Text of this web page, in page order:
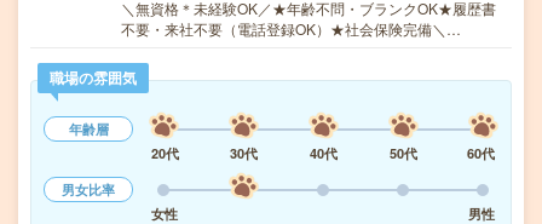
＼無資格＊未経験OK／★年齢不問・ブランクOK★履歴書
不要・来社不要（電話登録OK）★社会保険完備＼…
職場の雰囲気
年齢層
20代
30代 40代 50代
60代
男女比率
女性
男性